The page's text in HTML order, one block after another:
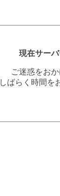
現在サーバ
ご迷惑をお
しばらく時間を